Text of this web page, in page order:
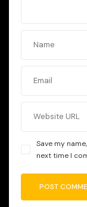
Save my
next time I